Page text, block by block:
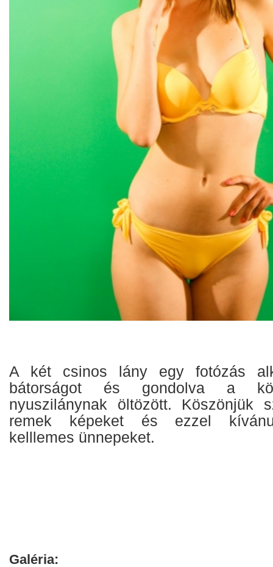
A két csinos lány egy fotózás
bátorságot és gondolva a
nyuszilánynak öltözött. Köszönjük
remek képeket és ezzel
kelllemes ünnepeket.
Galéria: